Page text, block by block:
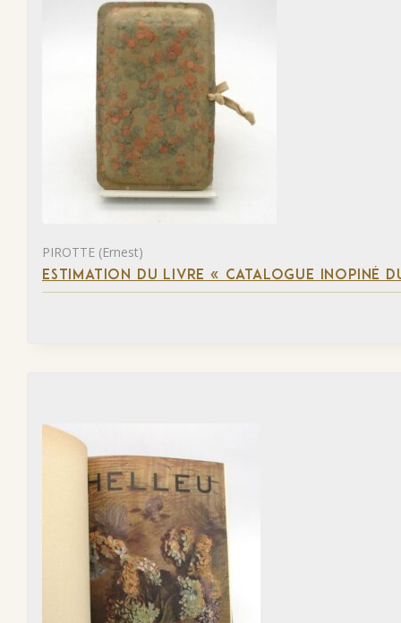
PIROTTE (Ernest)
ESTIMATION DU LIVRE « CATALOGUE INOPINÉ